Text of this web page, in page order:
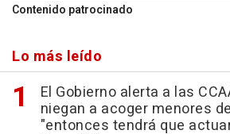
Contenido patrocinado
Lo más leído
El Gobierno alerta a las
niegan a acoger menores
"entonces tendrá que